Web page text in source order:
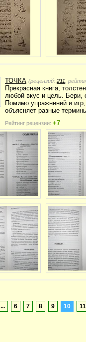
ТОЧКА (рецензий: 211 ,
Прекрасная книга,
любой вкус и цель. Бери,
Помимо упражнений и
объясняет разные
Рейтинг рецензии: +7
... 6 7 8 9 10 11